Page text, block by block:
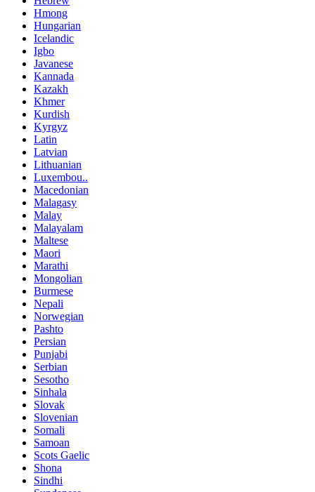
Hmong
Hungarian
Icelandic
Igbo
Javanese
Kannada
Kazakh
Khmer
Kurdish
Kyrgyz
Latin
Latvian
Lithuanian
Luxembou..
Macedonian
Malagasy
Malay
Malayalam
Maltese
Maori
Marathi
Mongolian
Burmese
Nepali
Norwegian
Pashto
Persian
Punjabi
Serbian
Sesotho
Sinhala
Slovak
Slovenian
Somali
Samoan
Scots Gaelic
Shona
Sindhi